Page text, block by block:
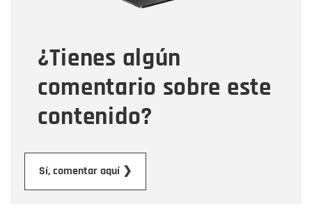
¿Tienes algún
comentario sobre este
contenido?
Sí, comentar aquí ❯
Mensaje